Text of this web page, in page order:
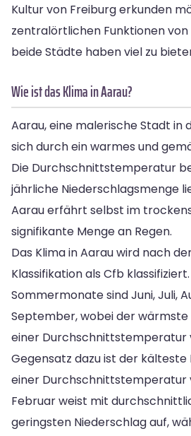
Kultur von Freiburg erkunden
zentralörtlichen Funktionen
beide Städte haben viel zu
Wie ist das Klima in Aarau?
Aarau, eine malerische Stadt in
sich durch ein warmes und
Die Durchschnittstemperatur
jährliche Niederschlagsmenge
Aarau erfährt selbst im
signifikante Menge an Regen.
Das Klima in Aarau wird nach
Klassifikation als Cfb
Sommermonate sind Juni, Juli,
September, wobei der wärmste
einer Durchschnittstemperatur
Gegensatz dazu ist der
einer Durchschnittstemperatur
Februar weist mit
geringsten Niederschlag auf,